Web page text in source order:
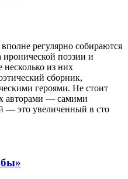
регулярно собираются
иронической поэзии и
из них
сборник,
героями. Не стоит
авторами — самими
— это увеличенный в сто